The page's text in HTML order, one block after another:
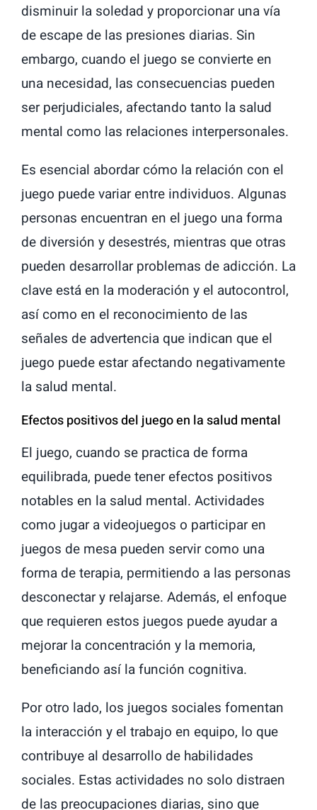
disminuir la soledad y proporcionar una vía
de escape de las presiones diarias. Sin
embargo, cuando el juego se convierte en
una necesidad, las consecuencias pueden
ser perjudiciales, afectando tanto la salud
mental como las relaciones interpersonales.
Es esencial abordar cómo la relación con el
juego puede variar entre individuos. Algunas
personas encuentran en el juego una forma
de diversión y desestrés, mientras que otras
pueden desarrollar problemas de adicción. La
clave está en la moderación y el autocontrol,
así como en el reconocimiento de las
señales de advertencia que indican que el
juego puede estar afectando negativamente
la salud mental.
Efectos positivos del juego en la salud mental
El juego, cuando se practica de forma
equilibrada, puede tener efectos positivos
notables en la salud mental. Actividades
como jugar a videojuegos o participar en
juegos de mesa pueden servir como una
forma de terapia, permitiendo a las personas
desconectar y relajarse. Además, el enfoque
que requieren estos juegos puede ayudar a
mejorar la concentración y la memoria,
beneficiando así la función cognitiva.
Por otro lado, los juegos sociales fomentan
la interacción y el trabajo en equipo, lo que
contribuye al desarrollo de habilidades
sociales. Estas actividades no solo distraen
de las preocupaciones diarias, sino que